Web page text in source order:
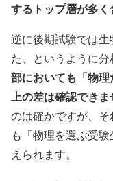
するトップ層が多
逆に後期試験では
た、というように分
部においても「物
上の差は確認できま
のは確かですが、
も「物理を選ぶ受
えられます。